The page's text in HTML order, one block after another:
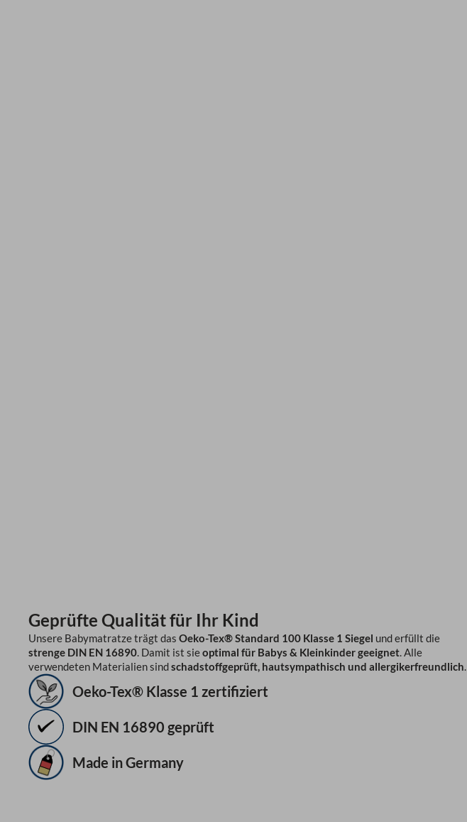
Geprüfte Qualität für Ihr Kind
Unsere Babymatratze trägt dasOeko-Tex® Standard 100 Klasse 1 Siegel und erfüllt die
strenge DIN EN 16890. Damit ist sieoptimal für Babys & Kleinkinder geeignet. Alle
verwendeten Materialien sindschadstoffgeprüft, hautsympathisch und allergikerfreundlich.
Oeko-Tex® Klasse 1 zertifiziert
DIN EN 16890 geprüft
Made in Germany